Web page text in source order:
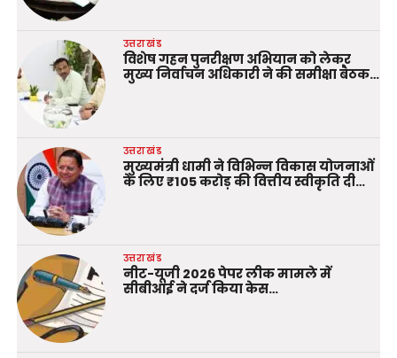
उत्तराखंड
विशेष गहन पुनरीक्षण अभियान को लेकर
मुख्य निर्वाचन अधिकारी ने की समीक्षा बैठक…
उत्तराखंड
मुख्यमंत्री धामी ने विभिन्न विकास योजनाओं
के लिए ₹105 करोड़ की वित्तीय स्वीकृति दी…
उत्तराखंड
नीट-यूजी 2026 पेपर लीक मामले में
सीबीआई ने दर्ज किया केस…